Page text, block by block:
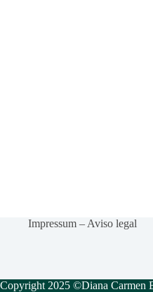
Impressum – Aviso legal
Copyright 2025 ©Diana Carmen